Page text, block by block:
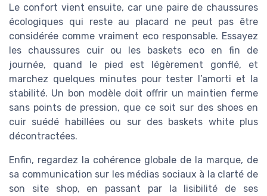
Le confort vient ensuite, car une paire de chaussures
écologiques qui reste au placard ne peut pas être
considérée comme vraiment eco responsable. Essayez
les chaussures cuir ou les baskets eco en fin de
journée, quand le pied est légèrement gonflé, et
marchez quelques minutes pour tester l’amorti et la
stabilité. Un bon modèle doit offrir un maintien ferme
sans points de pression, que ce soit sur des shoes en
cuir suédé habillées ou sur des baskets white plus
décontractées.
Enfin, regardez la cohérence globale de la marque, de
sa communication sur les médias sociaux à la clarté de
son site shop, en passant par la lisibilité de ses